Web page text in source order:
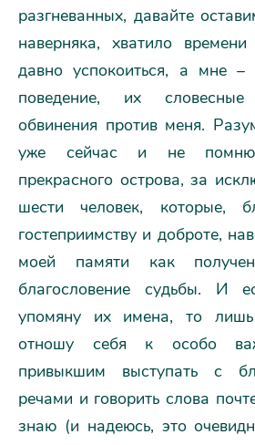
разгневанных, давайте
наверняка, хватило
давно успокоиться, а мне
поведение, их
обвинения против меня.
уже сейчас и не помню
прекрасного острова, за
шести человек, которые,
гостеприимству и доброте,
моей памяти как
благословение судьбы. И
упомяну их имена, то
отношу себя к особо
привыкшим выступать с
речами и говорить слова
знаю (и надеюсь, это